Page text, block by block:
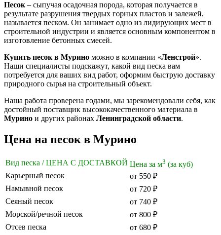
Песок – сыпучая осадочная порода, которая получается в
результате разрушения твердых горных пластов и залежей,
называется песком. Он занимает одно из лидирующих мест в
строительной индустрии и является основным компонентом в
изготовление бетонных смесей.
Купить песок в Мурино можно в компании «Ленстрой».
Наши специалисты подскажут, какой вид песка вам
потребуется для ваших вид работ, оформим быструю доставку
природного сырья на строительный объект.
Наша работа проверена годами, мы зарекомендовали себя, как
достойный поставщик высококачественного материала в
Мурино и других районах Ленинградской области.
Цена на песок в Мурино
Вид песка / ЦЕНА С ДОСТАВКОЙ Цена за м3 (за куб)
Карьерный песок
от 550 ₽
Намывной песок
от 720 ₽
Сеяный песок
от 740 ₽
Морской/речной песок
от 800 ₽
Отсев песка
от 680 ₽